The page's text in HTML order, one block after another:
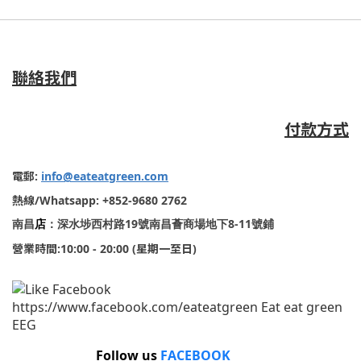
聯絡我們
付款方式
電郵: info@eateatgreen.com
熱線/Whatsapp: +852-9680 2762
南昌店 ：深水埗西村路19號南昌薈商場地下8-11號鋪
營業時間:10:00 - 20:00 (星期一至日)
Follow us FACEBOOK